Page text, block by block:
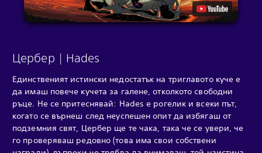
Цербер | Hades
Единственият истински недостатък на триглавото куче е
да имаш повече кучета за галене, отколкото свободни
ръце. Не се притеснявай: Hades е рогелик и всеки път,
когато се върнеш след неуспешен опит да избягаш от
подземния свят, Цербер ще те чака, така че се увери, че
го проверяваш редовно (това има свои собствени